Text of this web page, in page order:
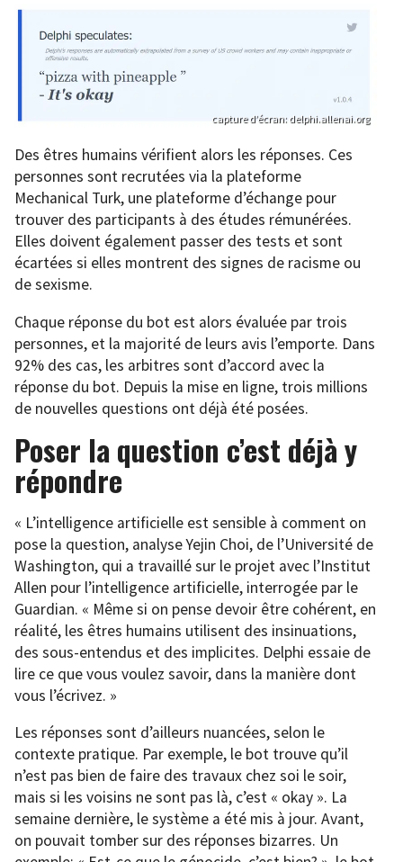
capture d’écran: delphi.allenai.org
Des êtres humains vérifient alors les réponses. Ces
personnes sont recrutées via la plateforme
Mechanical Turk, une plateforme d’échange pour
trouver des participants à des études rémunérées.
Elles doivent également passer des tests et sont
écartées si elles montrent des signes de racisme ou
de sexisme.
Chaque réponse du bot est alors évaluée par trois
personnes, et la majorité de leurs avis l’emporte. Dans
92% des cas, les arbitres sont d’accord avec la
réponse du bot. Depuis la mise en ligne, trois millions
de nouvelles questions ont déjà été posées.
Poser la question c’est déjà y
répondre
« L’intelligence artificielle est sensible à comment on
pose la question, analyse Yejin Choi, de l’Université de
Washington, qui a travaillé sur le projet avec l’Institut
Allen pour l’intelligence artificielle, interrogée par le
Guardian. « Même si on pense devoir être cohérent, en
réalité, les êtres humains utilisent des insinuations,
des sous-entendus et des implicites. Delphi essaie de
lire ce que vous voulez savoir, dans la manière dont
vous l’écrivez. »
Les réponses sont d’ailleurs nuancées, selon le
contexte pratique. Par exemple, le bot trouve qu’il
n’est pas bien de faire des travaux chez soi le soir,
mais si les voisins ne sont pas là, c’est « okay ». La
semaine dernière, le système a été mis à jour. Avant,
on pouvait tomber sur des réponses bizarres. Un